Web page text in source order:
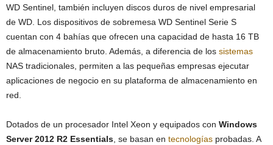
WD Sentinel, también incluyen discos duros de nivel empresarial
de WD. Los dispositivos de sobremesa WD Sentinel Serie S
cuentan con 4 bahías que ofrecen una capacidad de hasta 16 TB
de almacenamiento bruto. Además, a diferencia de los sistemas
NAS tradicionales, permiten a las pequeñas empresas ejecutar
aplicaciones de negocio en su plataforma de almacenamiento en
red.
Dotados de un procesador Intel Xeon y equipados con Windows
Server 2012 R2 Essentials , se basan en tecnologías probadas. A